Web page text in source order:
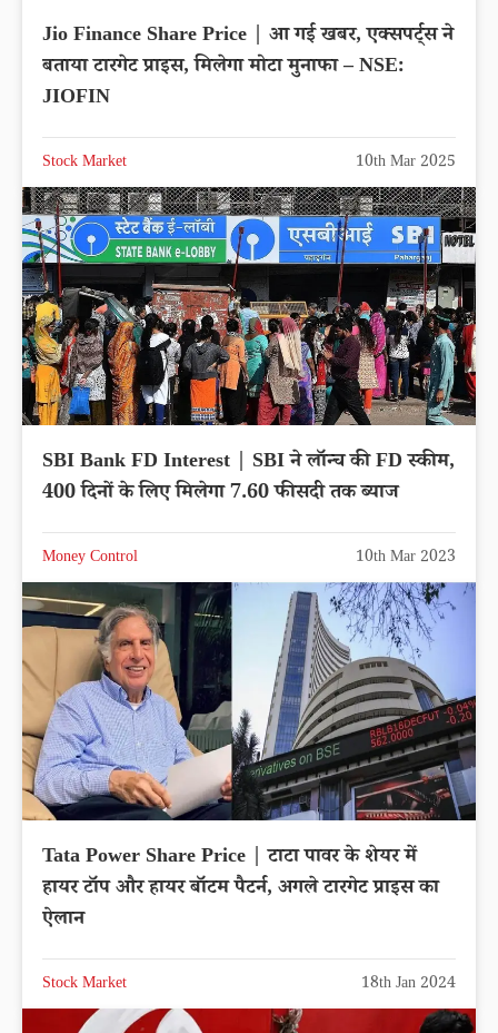
Jio Finance Share Price | आ गई खबर, एक्सपर्ट्स ने
बताया टारगेट प्राइस, मिलेगा मोटा मुनाफा – NSE:
JIOFIN
Stock Market 10th Mar 2025
SBI Bank FD Interest | SBI ने लॉन्च की FD स्कीम,
400 दिनों के लिए मिलेगा 7.60 फीसदी तक ब्याज
Money Control 10th Mar 2023
Tata Power Share Price | टाटा पावर के शेयर में
हायर टॉप और हायर बॉटम पैटर्न, अगले टारगेट प्राइस का
ऐलान
Stock Market 18th Jan 2024